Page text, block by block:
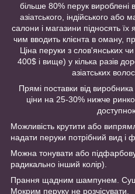
більше 80% перук вироблені
азіатського, індійського або
салони і магазини підносять їх
чим вводить клієнта в оману,
Ціна перуки з слов'янських
400$ і вище) у кілька разів
азіатських
Прямі поставки від
ціни на 25-30% нижче
Можливість крутити або
надати перуки потрібний вид і
Можна тонувати або
радикально інший колір).
Прання щадним шампунем.
Мокрим перуку не розчісувати.